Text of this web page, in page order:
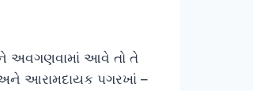
અવગણવામાં આવે તો તે
આરામદાયક પગરખાં –